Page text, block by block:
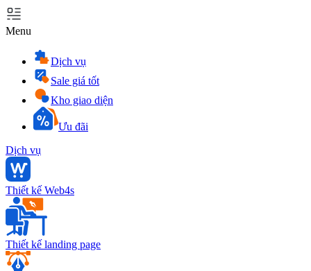
Menu
Dịch vụ
Sale giá tốt
Kho giao diện
Ưu đãi
Dịch vụ
Thiết kế Web4s
Thiết kế landing page